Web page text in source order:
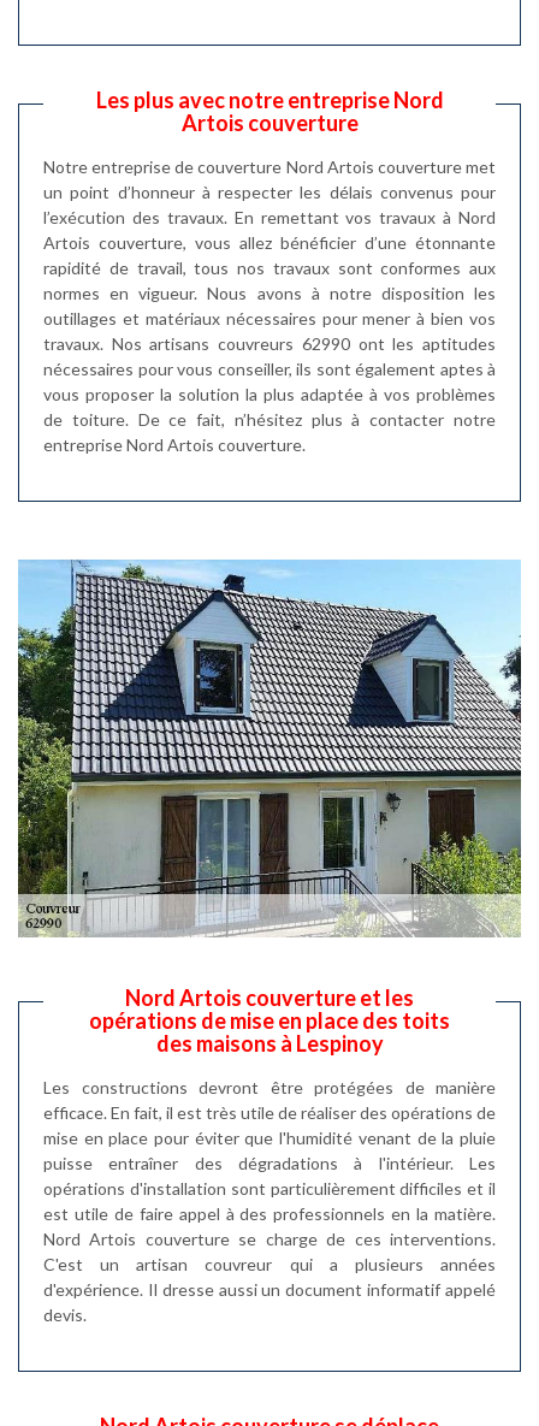
Les plus avec notre entreprise Nord
Artois couverture
Notre entreprise de couverture Nord Artois couverture met
un point d’honneur à respecter les délais convenus pour
l’exécution des travaux. En remettant vos travaux à Nord
Artois couverture, vous allez bénéficier d’une étonnante
rapidité de travail, tous nos travaux sont conformes aux
normes en vigueur. Nous avons à notre disposition les
outillages et matériaux nécessaires pour mener à bien vos
travaux. Nos artisans couvreurs 62990 ont les aptitudes
nécessaires pour vous conseiller, ils sont également aptes à
vous proposer la solution la plus adaptée à vos problèmes
de toiture. De ce fait, n’hésitez plus à contacter notre
entreprise Nord Artois couverture.
Nord Artois couverture et les
opérations de mise en place des toits
des maisons à Lespinoy
Les constructions devront être protégées de manière
efficace. En fait, il est très utile de réaliser des opérations de
mise en place pour éviter que l'humidité venant de la pluie
puisse entraîner des dégradations à l'intérieur. Les
opérations d'installation sont particulièrement difficiles et il
est utile de faire appel à des professionnels en la matière.
Nord Artois couverture se charge de ces interventions.
C'est un artisan couvreur qui a plusieurs années
d'expérience. Il dresse aussi un document informatif appelé
devis.